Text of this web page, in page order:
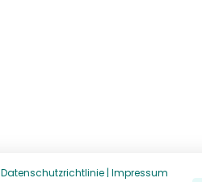
Datenschutzrichtlinie | Impressum